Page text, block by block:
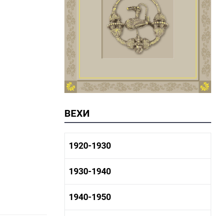
ВЕХИ
1920-1930
1920-1930 история
1920-1930 культура
1930-1940
1930-1940 история
1930-1940 культура
1940-1950